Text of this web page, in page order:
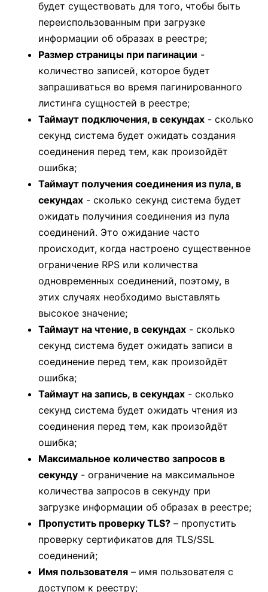
будет существовать для того, чтобы быть
переиспользованным при загрузке
информации об образах в реестре;
Размер страницы при пагинации -
количество записей, которое будет
запрашиваться во время пагинированного
листинга сущностей в реестре;
Таймаут подключения, в секундах - сколько
секунд система будет ожидать создания
соединения перед тем, как произойдёт
ошибка;
Таймаут получения соединения из пула, в
секундах - сколько секунд система будет
ожидать получиния соединения из пула
соединений. Это ожидание часто
происходит, когда настроено существенное
ограничение RPS или количества
одновременных соединений, поэтому, в
этих случаях необходимо выставлять
высокое значение;
Таймаут на чтение, в секундах - сколько
секунд система будет ожидать записи в
соединение перед тем, как произойдёт
ошибка;
Таймаут на запись, в секундах - сколько
секунд система будет ожидать чтения из
соединения перед тем, как произойдёт
ошибка;
Максимальное количество запросов в
секунду - ограничение на максимальное
количества запросов в секунду при
загрузке информации об образах в реестре;
Пропустить проверку TLS? – пропустить
проверку сертификатов для TLS/SSL
соединений;
Имя пользователя – имя пользователя с
доступом к реестру;